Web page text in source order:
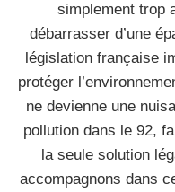
simplement trop
débarrasser d’une
législation française
protéger
ne devienne une
pollution dans le 92,
la seule solution
accompagnons dans